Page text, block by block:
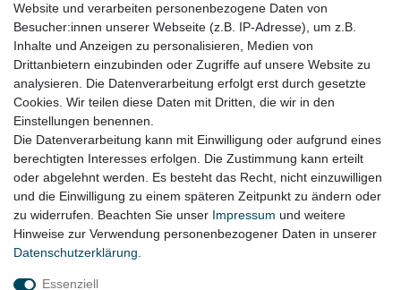
Zusatzbremsleuchte LED drittes Bremslicht
3.Bremsleuchte 4E0945097 Audi A8 D3 4E
18,95 € *
In den Warenkorb
Lieferzeit etwa 1 bis 3 Werktage
Website und verarbeiten personenbezogene Daten von
Besucher:innen unserer Webseite (z.B. IP-Adresse), um z.B.
Inhalte und Anzeigen zu personalisieren, Medien von
Drittanbietern einzubinden oder Zugriffe auf unsere Website zu
analysieren. Die Datenverarbeitung erfolgt erst durch gesetzte
Cookies. Wir teilen diese Daten mit Dritten, die wir in den
Einstellungen benennen.
Die Datenverarbeitung kann mit Einwilligung oder aufgrund eines
berechtigten Interesses erfolgen. Die Zustimmung kann erteilt
oder abgelehnt werden. Es besteht das Recht, nicht einzuwilligen
und die Einwilligung zu einem späteren Zeitpunkt zu ändern oder
zu widerrufen. Beachten Sie unser Impressum und weitere
Hinweise zur Verwendung personenbezogener Daten in unserer
Daten­schutz­erklärung
Essenziell
Impressum